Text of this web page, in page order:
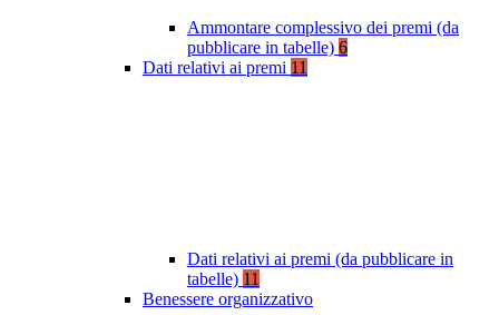
Ammontare complessivo dei premi (da
pubblicare in tabelle) 6
Dati relativi ai premi 11
Dati relativi ai premi (da pubblicare in
tabelle) 11
Benessere organizzativo